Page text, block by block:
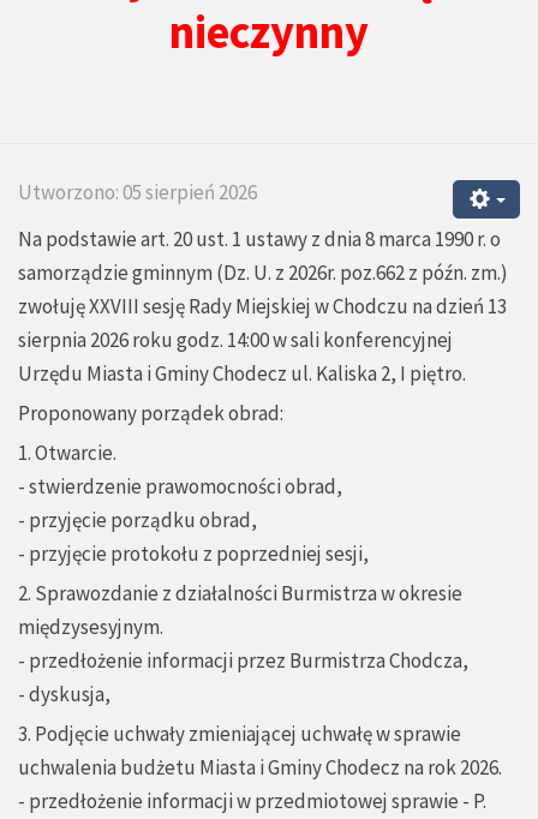
nieczynny
Utworzono: 05 sierpień 2026
Na podstawie art. 20 ust. 1 ustawy z dnia 8 marca 1990 r. o
samorządzie gminnym (Dz. U. z 2026r. poz.662 z późn. zm.)
zwołuję XXVIII sesję Rady Miejskiej w Chodczu na dzień 13
sierpnia 2026 roku godz. 14:00 w sali konferencyjnej
Urzędu Miasta i Gminy Chodecz ul. Kaliska 2, I piętro.
Proponowany porządek obrad:
1. Otwarcie.
- stwierdzenie prawomocności obrad,
- przyjęcie porządku obrad,
- przyjęcie protokołu z poprzedniej sesji,
2. Sprawozdanie z działalności Burmistrza w okresie
międzysesyjnym.
- przedłożenie informacji przez Burmistrza Chodcza,
- dyskusja,
3. Podjęcie uchwały zmieniającej uchwałę w sprawie
uchwalenia budżetu Miasta i Gminy Chodecz na rok 2026.
- przedłożenie informacji w przedmiotowej sprawie - P.